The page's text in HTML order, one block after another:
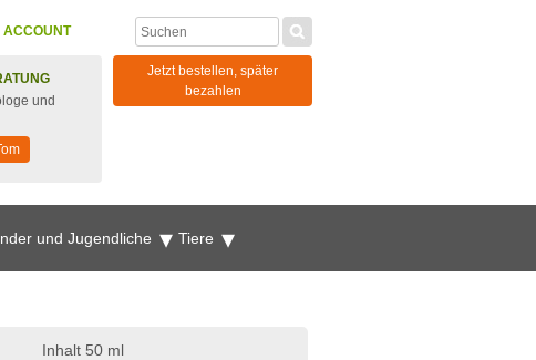
ACCOUNT
und
Jetzt bestellen, später
bezahlen
und Jugendliche Tiere
Inhalt 50 ml